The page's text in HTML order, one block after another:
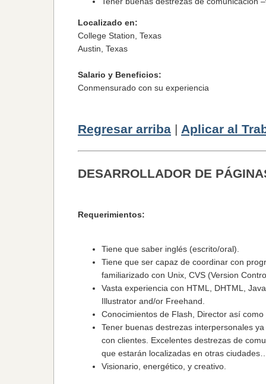
Localizado en:
College Station, Texas
Austin, Texas
Salario y Beneficios:
Conmensurado con su experiencia
Regresar arriba | Aplicar al
DESARROLLADOR DE
Requerimientos:
Tiene que saber inglés (escrito/oral).
Tiene que ser capaz de coordinar con
familiarizado con Unix, CVS (Version
Vasta experiencia con HTML, DHTML,
Illustrator and/or Freehand.
Conocimientos de Flash, Director así
Tener buenas destrezas interpersonales
con clientes. Excelentes destrezas de
que estarán localizadas en otras
Visionario, energético, y creativo.